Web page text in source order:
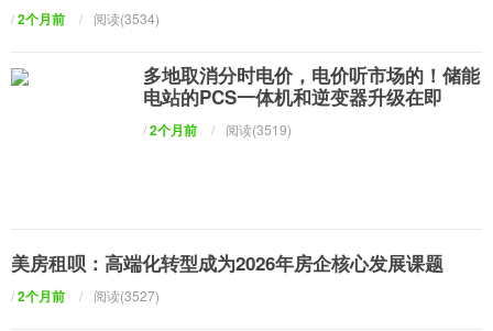
/2个月前 / 阅读(3534)
多地取消分时电价，电价听市场的！储能
电站的PCS一体机和逆变器升级在即
/2个月前 / 阅读(3519)
美房租呗：高端化转型成为2026年房企核心发展课题
/2个月前 / 阅读(3527)